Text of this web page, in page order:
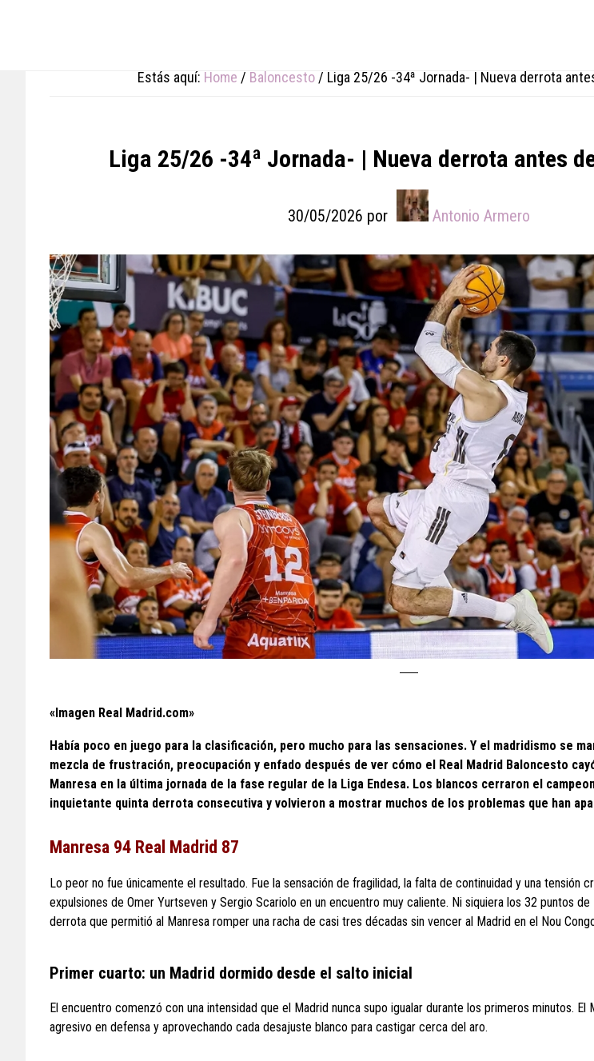
Estás aquí: Home / Baloncesto / Liga 25/26 -34ª Jornada- | Nueva derrota
Liga 25/26 -34ª Jornada- | Nueva derrota antes
30/05/2026 por Antonio Armero
«Imagen Real Madrid.com»
Había poco en juego para la clasificación, pero mucho para las sensaciones. Y el madridismo se
mezcla de frustración, preocupación y enfado después de ver cómo el Real Madrid Baloncesto
Manresa en la última jornada de la fase regular de la Liga Endesa. Los blancos cerraron el
inquietante quinta derrota consecutiva y volvieron a mostrar muchos de los problemas que han
Manresa 94 Real Madrid 87
Lo peor no fue únicamente el resultado. Fue la sensación de fragilidad, la falta de continuidad y una tensión
expulsiones de Omer Yurtseven y Sergio Scariolo en un encuentro muy caliente. Ni siquiera los 32 puntos
derrota que permitió al Manresa romper una racha de casi tres décadas sin vencer al Madrid en el Nou
Primer cuarto: un Madrid dormido desde el salto inicial
El encuentro comenzó con una intensidad que el Madrid nunca supo igualar durante los primeros minutos. El
agresivo en defensa y aprovechando cada desajuste blanco para castigar cerca del aro.